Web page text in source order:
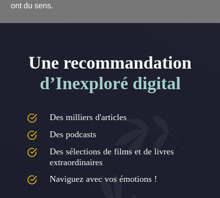
ont du sens.
Une recommandation
d’Inexploré digital
Des milliers d'articles
Des podcasts
Des sélections de films et de livres
extraordinaires
Naviguez avec vos émotions !